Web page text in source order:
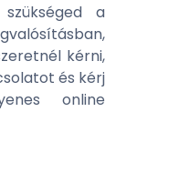
a
kérni,
és kérj
online